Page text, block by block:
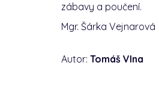
zábavy a poučení.
Mgr. Šárka Vejnarová
Autor: Tomáš Vlna